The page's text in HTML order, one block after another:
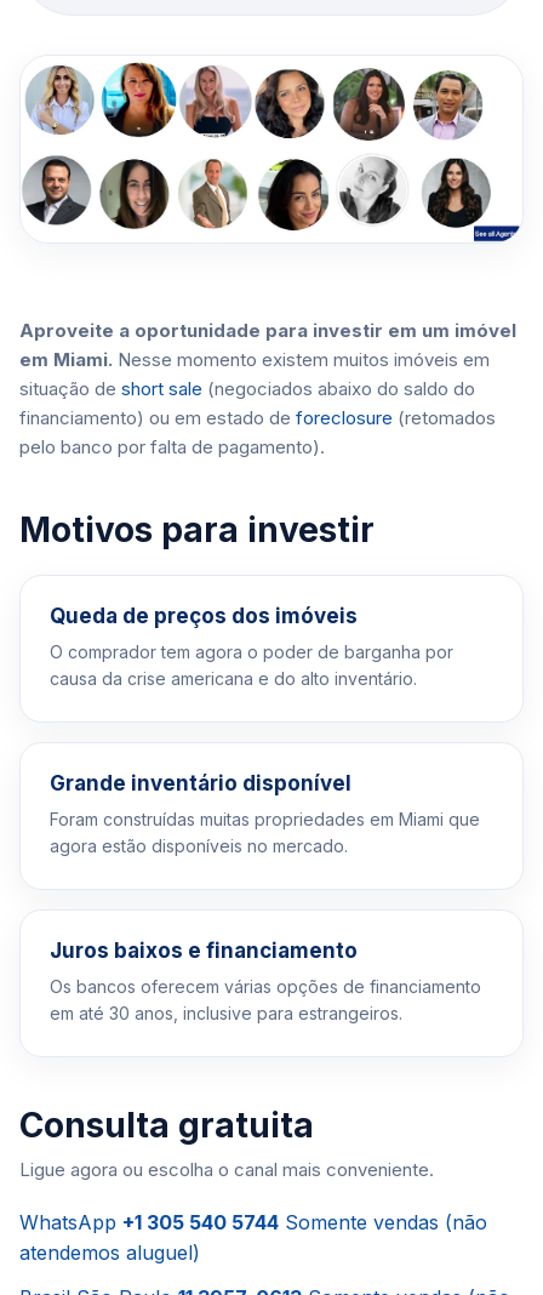
Aproveite a oportunidade para investir em um imóvel
em Miami. Nesse momento existem muitos imóveis em
situação de short sale (negociados abaixo do saldo do
financiamento) ou em estado de foreclosure (retomados
pelo banco por falta de pagamento).
Motivos para investir
Queda de preços dos imóveis
O comprador tem agora o poder de barganha por
causa da crise americana e do alto inventário.
Grande inventário disponível
Foram construídas muitas propriedades em Miami que
agora estão disponíveis no mercado.
Juros baixos e financiamento
Os bancos oferecem várias opções de financiamento
em até 30 anos, inclusive para estrangeiros.
Consulta gratuita
Ligue agora ou escolha o canal mais conveniente.
WhatsApp +1 305 540 5744 Somente vendas (não
atendemos aluguel)